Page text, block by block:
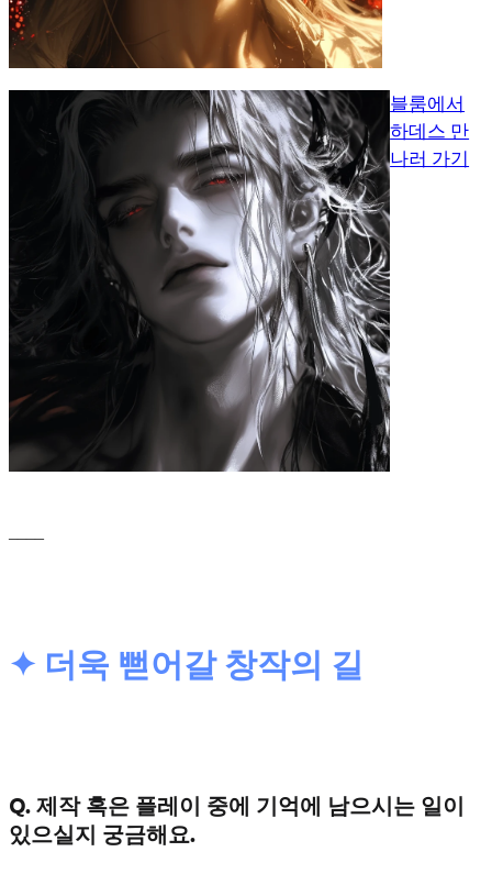
블룸에서
하데스 만
나러 가기
✦ 더욱 뻗어갈 창작의 길
Q. 제작 혹은 플레이 중에 기억에 남으시는 일이
있으실지 궁금해요.